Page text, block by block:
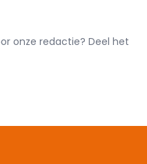
onze redactie? Deel het